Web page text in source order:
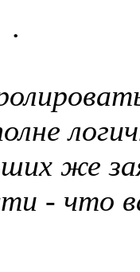
.
же
- что